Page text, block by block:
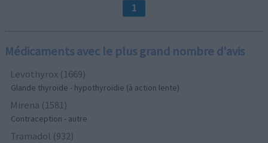
1
Médicaments avec le plus grand nombre d'avis
Levothyrox (1669)
Glande thyroïde - hypothyroïdie (à action lente)
Mirena (1581)
Contraception - autre
Tramadol (932)